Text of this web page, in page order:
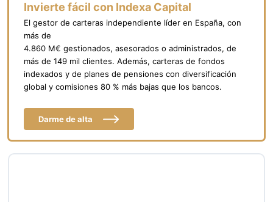
Invierte fácil con Indexa Capital
El gestor de carteras independiente líder en España, con
más de
4.860 M€ gestionados, asesorados o administrados, de
más de 149 mil clientes. Además, carteras de fondos
indexados y de planes de pensiones con diversificación
global y comisiones 80 % más bajas que los bancos.
Darme de alta